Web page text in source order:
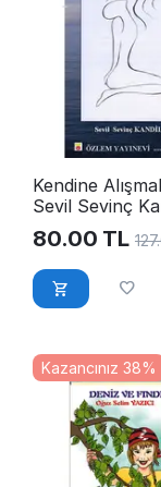
Kendine
Sevil Sevinç
80.00 TL
Kazancınız 38%